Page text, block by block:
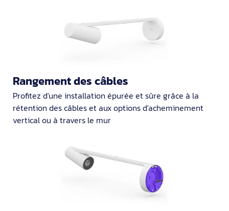
Rangement des câbles
Profitez d'une installation épurée et sûre grâce à la
rétention des câbles et aux options d'acheminement
vertical ou à travers le mur